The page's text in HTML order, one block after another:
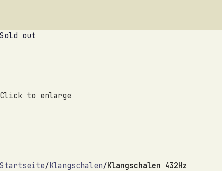
Sold out
Click to enlarge
Startseite Klangschalen Klangschalen 432Hz